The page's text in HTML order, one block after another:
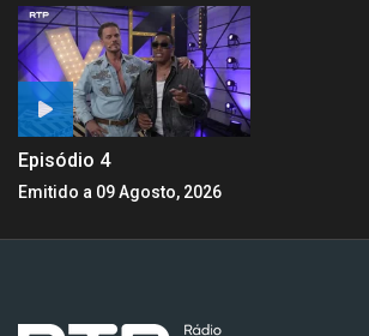
Episódio 4
Emitido a 09 Agosto, 2026